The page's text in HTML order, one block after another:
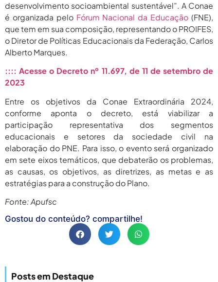
APUB...
agosto 6,
2026
MEC Autoriza 937 Novos Cargos Em
agosto 6,
desenvolvimento socioambiental sustentável”. A Conae
é organizada pelo Fórum Nacional da Educação (FNE),
que tem em sua composição, representando o PROIFES,
o Diretor de Políticas Educacionais da Federação, Carlos
Alberto Marques.
:::: Acesse o Decreto nº 11.697, de 11 de setembro de
2023
Entre os objetivos da Conae Extraordinária 2024,
conforme aponta o decreto, está viabilizar a
participação representativa dos segmentos
educacionais e setores da sociedade civil na
elaboração do PNE. Para isso, o evento será organizado
em sete eixos temáticos, que debaterão os problemas,
as causas, os objetivos, as diretrizes, as metas e as
estratégias para a construção do Plano.
Fonte: Apufsc
Gostou do conteúdo? compartilhe!
Posts em Destaque